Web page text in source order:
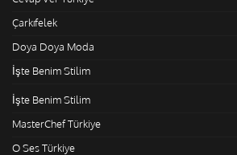
Çarkıfelek
Doya Doya Moda
İşte Benim Stilim
İşte Benim Stilim
MasterChef Türkiye
O Ses Türkiye